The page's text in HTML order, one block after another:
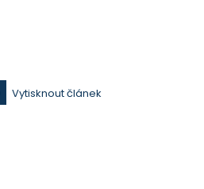
Vytisknout článek